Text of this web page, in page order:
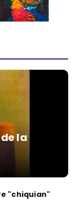
la
"chiquian"